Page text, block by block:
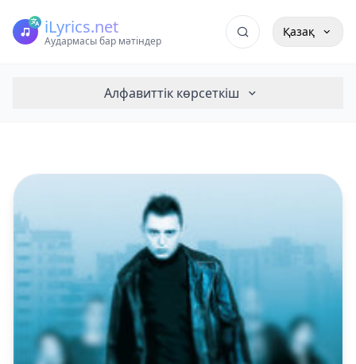
iLyrics.net
Аудармасы бар мәтіндер
Қазақ
Алфавиттік көрсеткіш